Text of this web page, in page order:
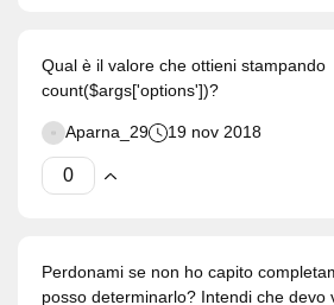
Qual è il valore che ottieni stampando
count($args['options'])?
Aparna_29 19 nov 2018
Perdonami se non ho capito
posso determinarlo? Intendi che devo